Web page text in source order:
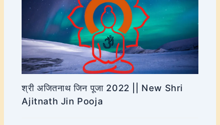
श्री अजितनाथ जिन पूजा 2022 || New Shri
Ajitnath Jin Pooja